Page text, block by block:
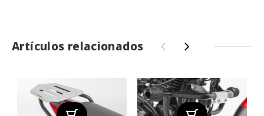
Artículos relacionados ‹ ›